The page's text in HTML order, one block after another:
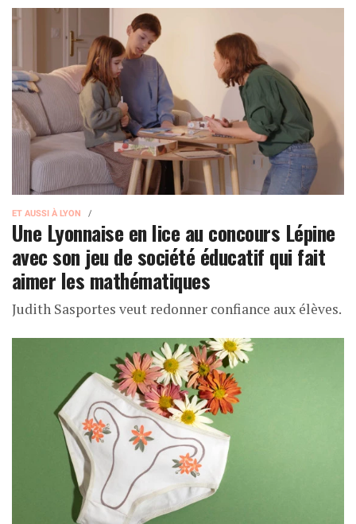
ET AUSSI À LYON
Une Lyonnaise en lice au concours Lépine
avec son jeu de société éducatif qui fait
aimer les mathématiques
Judith Sasportes veut redonner confiance aux élèves.